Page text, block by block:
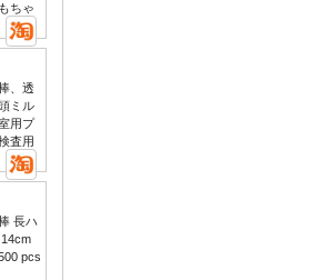
ちゃ
、透
ミル
用プ
査用
長ハ
pcs